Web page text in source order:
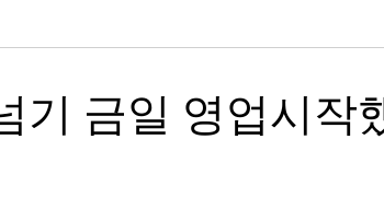
기 금일 영업시작